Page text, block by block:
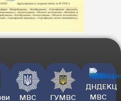
МВС
ГУМВС
ДНДЕКЦ
МВС